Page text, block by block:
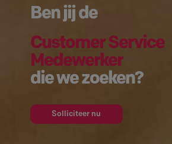
Ben jij de
Customer Service
Medewerker
die we zoeken?
Solliciteer nu